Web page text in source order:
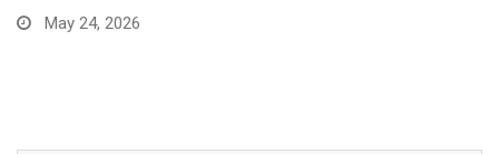
May 24, 2026